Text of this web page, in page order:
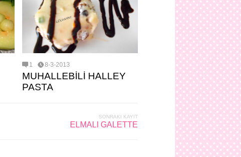
1 8-3-2013
MUHALLEBİLİ HALLEY
PASTA
SONRAKI KAYIT
ELMALI GALETTE